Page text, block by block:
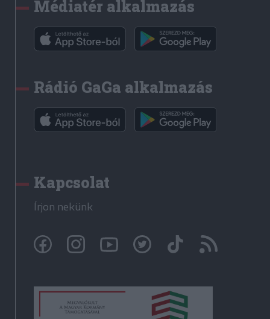
Médiatér alkalmazás
Rádió GaGa alkalmazás
Kapcsolat
Írjon nekünk